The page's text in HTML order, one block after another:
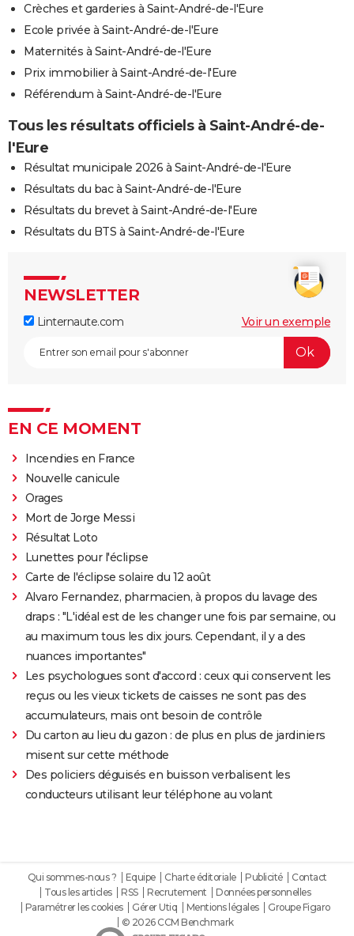
Crèches et garderies à Saint-André-de-l'Eure
Ecole privée à Saint-André-de-l'Eure
Maternités à Saint-André-de-l'Eure
Prix immobilier à Saint-André-de-l'Eure
Référendum à Saint-André-de-l'Eure
Tous les résultats officiels à Saint-André-de-
l'Eure
Résultat municipale 2026 à Saint-André-de-l'Eure
Résultats du bac à Saint-André-de-l'Eure
Résultats du brevet à Saint-André-de-l'Eure
Résultats du BTS à Saint-André-de-l'Eure
NEWSLETTER
Linternaute.com Voir un exemple
EN CE MOMENT
Incendies en France
Nouvelle canicule
Orages
Mort de Jorge Messi
Résultat Loto
Lunettes pour l'éclipse
Carte de l'éclipse solaire du 12 août
Alvaro Fernandez, pharmacien, à propos du lavage des
draps : "L'idéal est de les changer une fois par semaine, ou
au maximum tous les dix jours. Cependant, il y a des
nuances importantes"
Les psychologues sont d'accord : ceux qui conservent les
reçus ou les vieux tickets de caisses ne sont pas des
accumulateurs, mais ont besoin de contrôle
Du carton au lieu du gazon : de plus en plus de jardiniers
misent sur cette méthode
Des policiers déguisés en buisson verbalisent les
conducteurs utilisant leur téléphone au volant
Qui sommes-nous ? Equipe Charte éditoriale Publicité
Contact
Tous les articles
RSS Recrutement
Données personnelles
Paramétrer les cookies
Gérer Utiq Mentions légales
Groupe Figaro
© 2026 CCM Benchmark